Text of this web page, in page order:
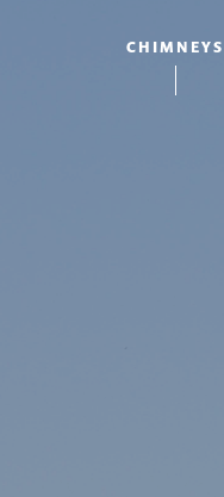
CHIMNEYS